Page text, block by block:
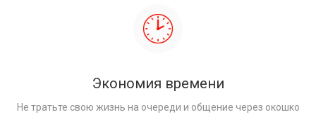
Экономия времени
Не тратьте свою жизнь на очереди и общение через окошко